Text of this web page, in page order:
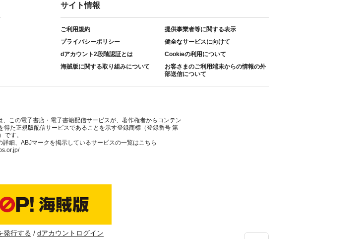
サイト情報
ご利用規約
提供事業者等に関する表示
プライバシーポリシー
健全なサービスに向けて
dアカウント2段階認証とは
Cookieの利用について
海賊版に関する取り組みについて
お客さまのご利用端末からの情報の外
部送信について
、この電子書店・電子書籍配信サービスが、著作権者からコンテン
得た正規版配信サービスであることを示す登録商標（登録番号 第
です。
詳細、ABJマークを掲示しているサービスの一覧はこちら
発行する dアカウントログイン